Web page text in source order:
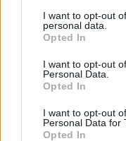
not limited to your visit
grant or deny consent
use your data for
consent section.
I want to opt-out
personal data.
Opted In
I want to opt-out
Personal Data.
Opted In
I want to opt-out
Personal Data for
Opted In
Cím:
vagy: